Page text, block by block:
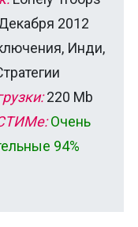
2012
Инди,
220 Mb
Очень
94%